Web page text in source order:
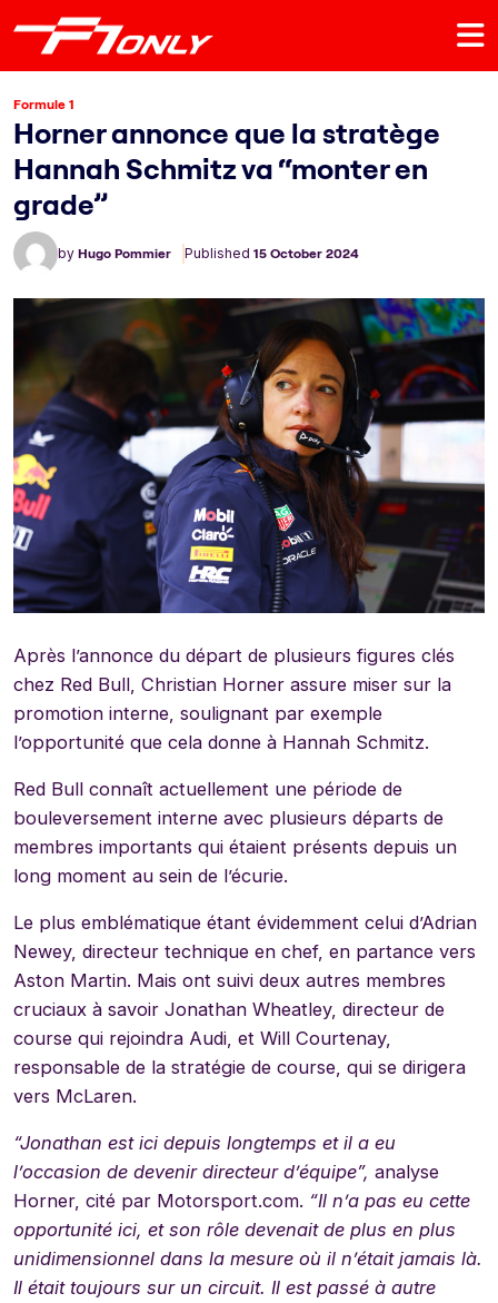
Formule 1
Horner annonce que la stratège
Hannah Schmitz va “monter en
grade”
by Hugo Pommier Published 15 October 2024
Après l’annonce du départ de plusieurs figures clés
chez Red Bull, Christian Horner assure miser sur la
promotion interne, soulignant par exemple
l’opportunité que cela donne à Hannah Schmitz.
Red Bull connaît actuellement une période de
bouleversement interne avec plusieurs départs de
membres importants qui étaient présents depuis un
long moment au sein de l’écurie.
Le plus emblématique étant évidemment celui d’Adrian
Newey, directeur technique en chef, en partance vers
Aston Martin. Mais ont suivi deux autres membres
cruciaux à savoir Jonathan Wheatley, directeur de
course qui rejoindra Audi, et Will Courtenay,
responsable de la stratégie de course, qui se dirigera
vers McLaren.
“Jonathan est ici depuis longtemps et il a eu
l’occasion de devenir directeur d’équipe”, analyse
Horner, cité par Motorsport.com. “Il n’a pas eu cette
opportunité ici, et son rôle devenait de plus en plus
unidimensionnel dans la mesure où il n’était jamais là.
Il était toujours sur un circuit. Il est passé à autre